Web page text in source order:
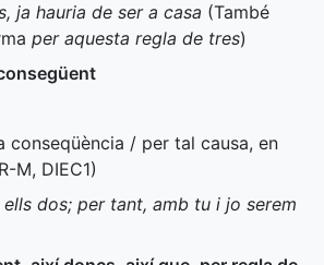
ja hauria de ser a casa (També
per aquesta regla de tres)
conseqüència / per tal causa, en
R-M, DIEC1)
dos; per tant, amb tu i jo serem